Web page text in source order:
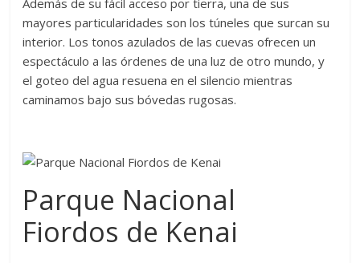
Además de su fácil acceso por tierra, una de sus
mayores particularidades son los túneles que surcan su
interior. Los tonos azulados de las cuevas ofrecen un
espectáculo a las órdenes de una luz de otro mundo, y
el goteo del agua resuena en el silencio mientras
caminamos bajo sus bóvedas rugosas.
Parque Nacional
Fiordos de Kenai